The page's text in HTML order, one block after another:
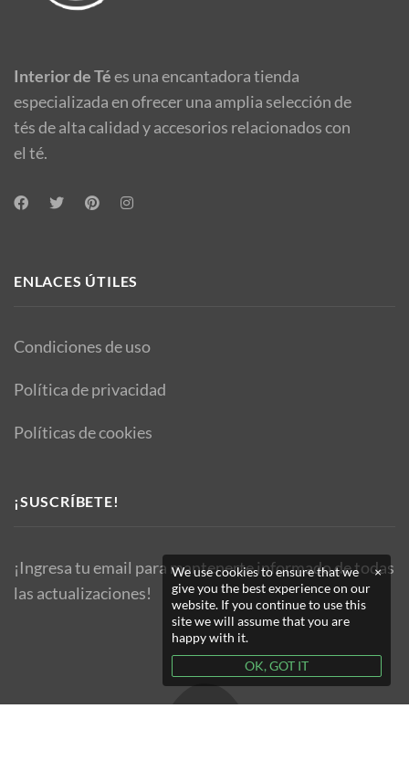
Interior de Tées una encantadora tienda
especializada en ofrecer una amplia selección de
tés de alta calidad y accesorios relacionados con
el té.
ENLACES ÚTILES
Condiciones de uso
Política de privacidad
Políticas de cookies
¡SUSCRÍBETE!
¡Ingresa tu email para mantenerte informado de todas
las actualizaciones!
×
We use cookies to ensure that we
give you the best experience on our
website. If you continue to use this
site we will assume that you are
happy with it.
OK, GOT IT